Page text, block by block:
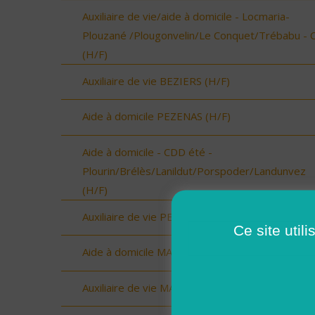
Auxiliaire de vie/aide à domicile - Locmaria-
Plouzané /Plougonvelin/Le Conquet/Trébabu -
(H/F)
Auxiliaire de vie BEZIERS (H/F)
Aide à domicile PEZENAS (H/F)
Aide à domicile - CDD été -
Plourin/Brélès/Lanildut/Porspoder/Landunvez
(H/F)
Auxiliaire de vie PEZENAS (H/F)
Aide à domicile MARAUSSAN (H/F)
Auxiliaire de vie MARAUSSAN (H/F)
Ce site